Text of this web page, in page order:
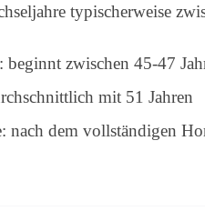
typischerweise
beginnt zwischen 45-47
mit 51 Jahren
nach dem vollständigen